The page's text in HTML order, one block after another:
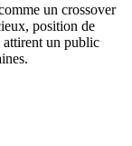
un crossover
position de
attirent un public